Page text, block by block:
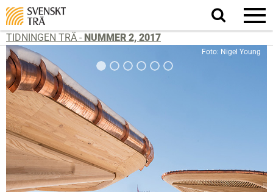
Sök
på
TIDNINGEN TRÄ - NUMMER 2, 2017
Foto: Nigel Young